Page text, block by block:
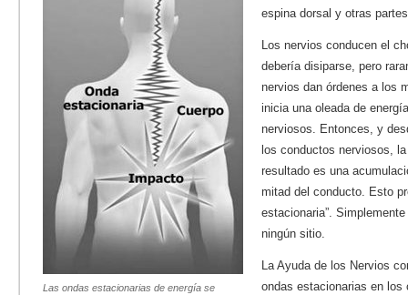
Las ondas estacionarias de energía se
espina dorsal y otras
Los nervios conducen el
debería disiparse, pero
nervios dan órdenes a los
inicia una oleada de
nerviosos. Entonces, y
los conductos nerviosos,
resultado es una
mitad del conducto. Esto
estacionaria”.
ningún sitio.
La Ayuda de los Nervios
ondas estacionarias en